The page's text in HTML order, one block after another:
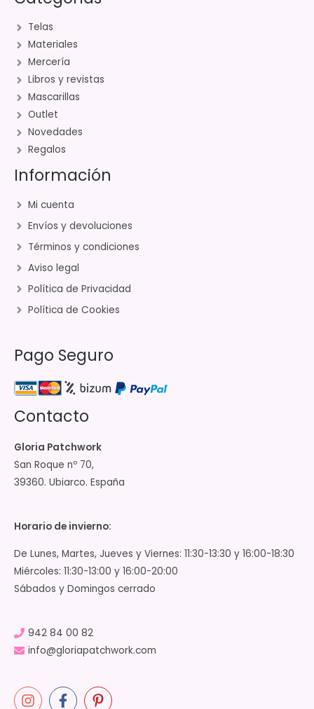
Telas
Materiales
Mercería
Libros y revistas
Mascarillas
Outlet
Novedades
Regalos
Información
Mi cuenta
Envíos y devoluciones
Términos y condiciones
Aviso legal
Política de Privacidad
Política de Cookies
Pago Seguro
Contacto
Gloria Patchwork
San Roque nº 70,
39360. Ubiarco. España
Horario de invierno:
De Lunes, Martes, Jueves y Viernes: 11:30-13:30 y 16:00-18:30
Miércoles: 11:30-13:00 y 16:00-20:00
Sábados y Domingos cerrado
942 84 00 82
info@gloriapatchwork.com